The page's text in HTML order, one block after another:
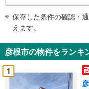
知
を
受
け
保存した条件の確認・
えます。
彦根市の物件をランキ
1